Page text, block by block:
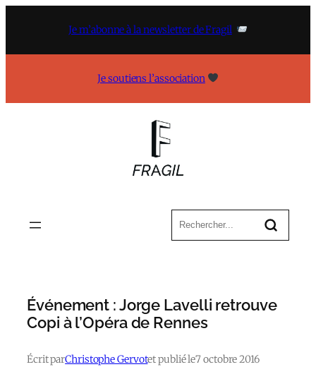
Je m’abonne à la newsletter de Fragil
Je soutiens l’association
Événement : Jorge Lavelli retrouve
Copi à l’Opéra de Rennes
Écrit parChristophe Gervotet publié le7 octobre 2016